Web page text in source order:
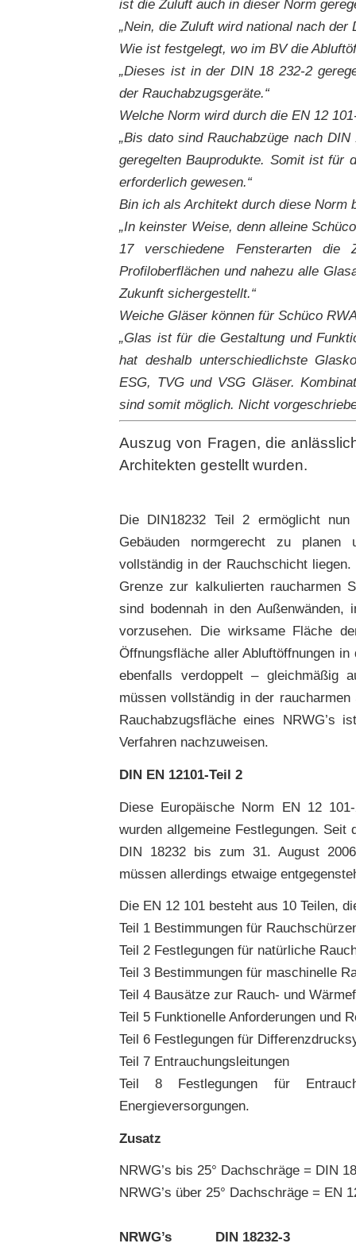
ist die Zuluft auch in dieser Norm
„Nein, die Zuluft wird national nach der
Wie ist festgelegt, wo im BV die
„Dieses ist in der DIN 18 232-2
der Rauchabzugsgeräte.“
Welche Norm wird durch die EN 12
„Bis dato sind Rauchabzüge nach
geregelten Bauprodukte. Somit ist für
erforderlich gewesen.“
Bin ich als Architekt durch diese Norm
„In keinster Weise, denn alleine
17 verschiedene Fensterarten die
Profiloberflächen und nahezu alle
Zukunft sichergestellt.“
Weiche Gläser können für Schüco
„Glas ist für die Gestaltung und
hat deshalb unterschiedlichste
ESG, TVG und VSG Gläser.
sind somit möglich. Nicht
Auszug von Fragen, die
Architekten gestellt wurden.
Die DIN18232 Teil 2 ermöglicht
Gebäuden normgerecht zu planen
vollständig in der Rauchschicht
Grenze zur kalkulierten raucharmen
sind bodennah in den Außenwänden,
vorzusehen. Die wirksame Fläche
Öffnungsfläche aller Abluftöffnungen
ebenfalls verdoppelt – gleichmäßig
müssen vollständig in der
Rauchabzugsfläche eines NRWG’s
Verfahren nachzuweisen.
DIN EN 12101-Teil 2
Diese Europäische Norm EN 12
wurden allgemeine Festlegungen.
DIN 18232 bis zum 31. August
müssen allerdings etwaige
Die EN 12 101 besteht aus 10 Teilen,
Teil 1 Bestimmungen für
Teil 2 Festlegungen für natürliche
Teil 3 Bestimmungen für maschinelle
Teil 4 Bausätze zur Rauch- und
Teil 5 Funktionelle Anforderungen und
Teil 6 Festlegungen für
Teil 7 Entrauchungsleitungen
Teil 8 Festlegungen für
Energieversorgungen.
Zusatz
NRWG’s bis 25° Dachschräge = DIN
NRWG’s über 25° Dachschräge = EN
NRWG’s DIN 18232-3